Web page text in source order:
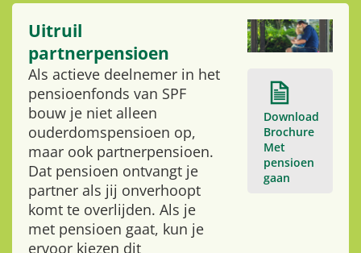
Uitruil
partnerpensioen
Als actieve deelnemer in het
pensioenfonds van SPF
bouw je niet alleen
ouderdomspensioen op,
maar ook partnerpensioen.
Dat pensioen ontvangt je
partner als jij onverhoopt
komt te overlijden. Als je
met pensioen gaat, kun je
ervoor kiezen dit
Download
Brochure
Met
pensioen
gaan